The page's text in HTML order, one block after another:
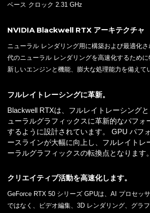
ベース クロック 2.31 GHz
NVIDIA Blackwell RTX アーキテクチャ
ニューラル レンダリング用に構築および最適化
代のニューラル レンダリングを高速化するため
新しいエンジンと機能、膨大な処理能力を備えて
フルレイトレーシングに革新。
Blackwell RTXは、フルレイトレーシング
ューラルグラフィックスに革新的なパフォ
するように設計されています。 GPU パフ
ースラインが大幅に向上し、フルレイトレ
ーラルグラフィックスの転換点となります。
クリエイティブ活動を高速化します。
GeForce RTX 50 シリーズ GPUは、AI プロセッ
ではなく、ビデオ編集、3D レンダリング、グラ